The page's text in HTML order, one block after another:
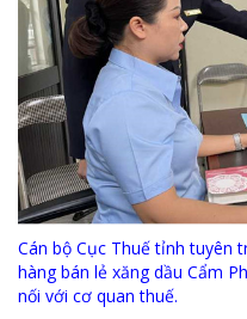
Nhà máy
Cán bộ Cục Thuế tỉnh tuyên
hàng bán lẻ xăng dầu Cẩm
nối với cơ quan thuế.